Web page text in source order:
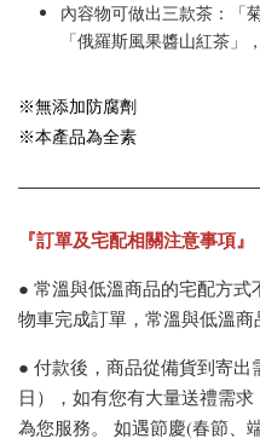
內容物可做出三款茶：「
「俄羅斯風果醬山紅茶」
※無添加防腐劑
※本產品為全素
『訂單及宅配相關注意事項』
● 常溫與低溫商品的宅配方
物車完成訂單，常溫與低溫商
● 付款後，商品從備貨到寄
日），如有您有大量送禮需求
為您服務。 如遇節慶(春節、